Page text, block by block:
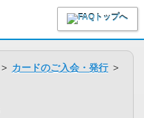
> カードのご入会・発行 >